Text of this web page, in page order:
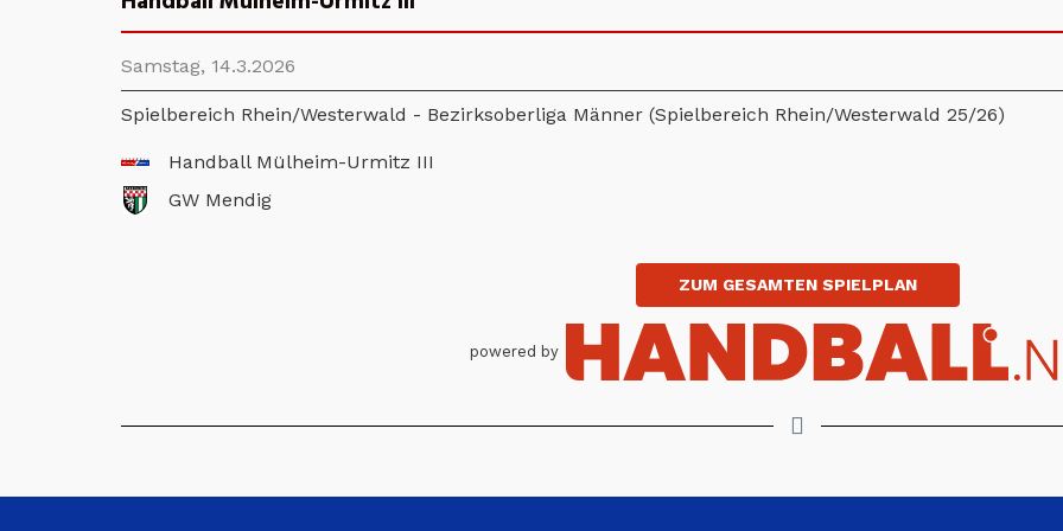
Samstag, 14.3.2026
Spielbereich Rhein/Westerwald - Bezirksoberliga Männer (Spielbereich Rhein/Westerwald 25/26)
Handball Mülheim-Urmitz III
GW Mendig
ZUM GESAMTEN SPIELPLAN
powered by